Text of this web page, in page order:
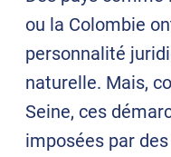
ou la Colombie
personnalité
naturelle. Mais,
Seine, ces
imposées par